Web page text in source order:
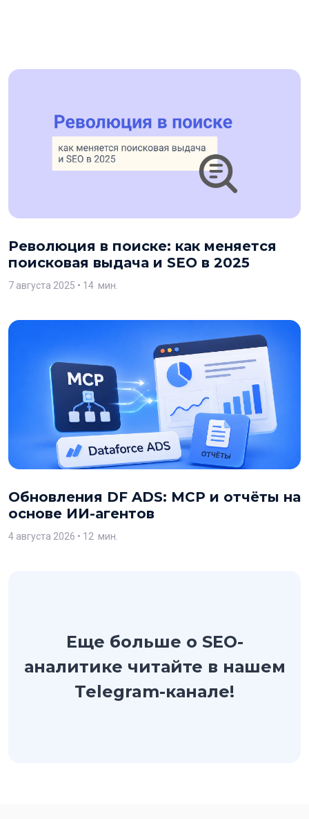
Революция в поиске: как меняется
поисковая выдача и SEO в 2025
7 августа 2025 • 14 мин.
Обновления DF ADS: MCP и отчёты на
основе ИИ-агентов
4 августа 2026 • 12 мин.
Еще больше о SEO-
аналитике читайте в нашем
Telegram-канале!